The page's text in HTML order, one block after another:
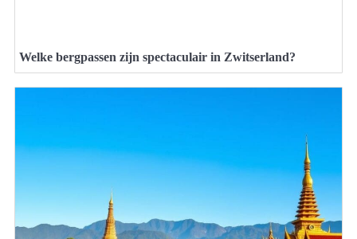
Welke bergpassen zijn spectaculair in Zwitserland?